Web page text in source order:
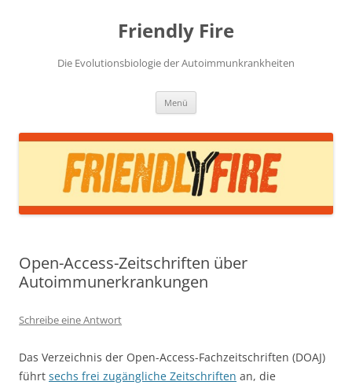
Friendly Fire
Die Evolutionsbiologie der Autoimmunkrankheiten
Menü
Open-Access-Zeitschriften über
Autoimmunerkrankungen
Schreibe eine Antwort
Das Verzeichnis der Open-Access-Fachzeitschriften (DOAJ)
führt sechs frei zugängliche Zeitschriften an, die